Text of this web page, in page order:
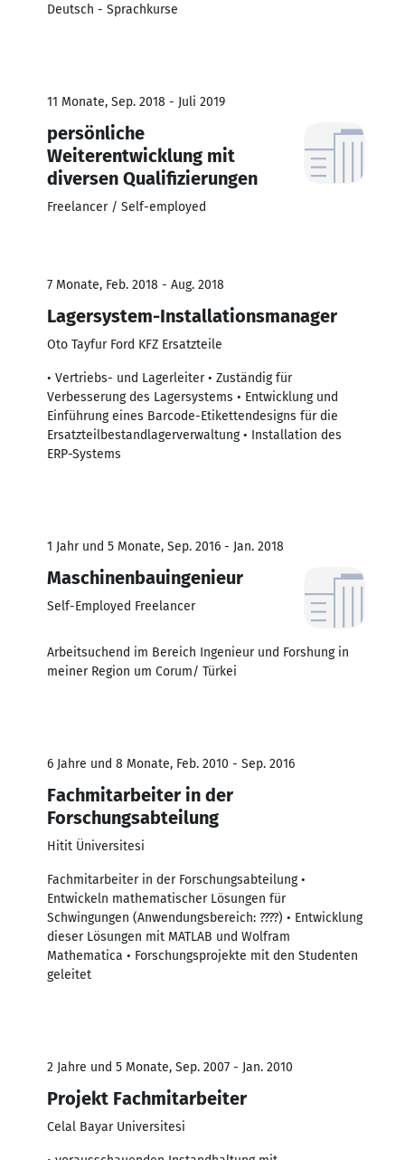
Deutsch - Sprachkurse
11 Monate, Sep. 2018 - Juli 2019
persönliche
Weiterentwicklung mit
diversen Qualifizierungen
Freelancer / Self-employed
7 Monate, Feb. 2018 - Aug. 2018
Lagersystem-Installationsmanager
Oto Tayfur Ford KFZ Ersatzteile
• Vertriebs- und Lagerleiter • Zuständig für
Verbesserung des Lagersystems • Entwicklung und
Einführung eines Barcode-Etikettendesigns für die
Ersatzteilbestandlagerverwaltung • Installation des
ERP-Systems
1 Jahr und 5 Monate, Sep. 2016 - Jan. 2018
Maschinenbauingenieur
Self-Employed Freelancer
Arbeitsuchend im Bereich Ingenieur und Forshung in
meiner Region um Corum/ Türkei
6 Jahre und 8 Monate, Feb. 2010 - Sep. 2016
Fachmitarbeiter in der
Forschungsabteilung
Hitit Üniversitesi
Fachmitarbeiter in der Forschungsabteilung •
Entwickeln mathematischer Lösungen für
Schwingungen (Anwendungsbereich: ????) • Entwicklung
dieser Lösungen mit MATLAB und Wolfram
Mathematica • Forschungsprojekte mit den Studenten
geleitet
2 Jahre und 5 Monate, Sep. 2007 - Jan. 2010
Projekt Fachmitarbeiter
Celal Bayar Universitesi